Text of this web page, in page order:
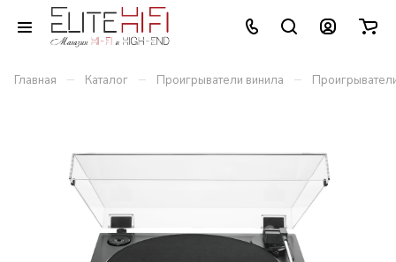
Главная – Каталог – Проигрыватели винила –